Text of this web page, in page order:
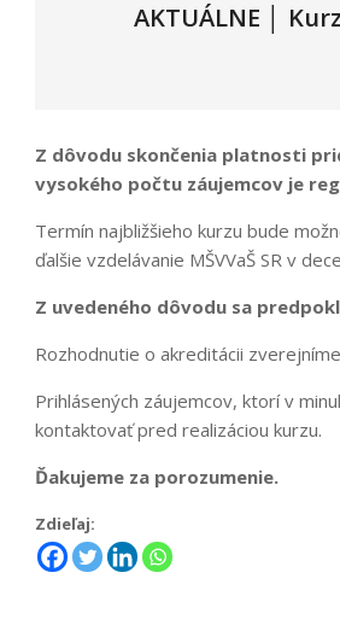
AKTUÁLNE │
Z dôvodu skončenia platnosti
vysokého počtu záujemcov je
Termín najbližšieho kurzu bude
ďalšie vzdelávanie MŠVVaŠ SR v
Z uvedeného dôvodu sa
Rozhodnutie o akreditácii
Prihlásených záujemcov, ktorí v
kontaktovať pred realizáciou kurzu.
Ďakujeme za porozumenie.
Zdieľaj: